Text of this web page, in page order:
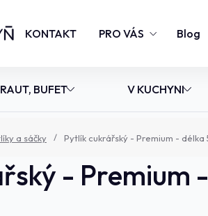
KONTAKT PRO VÁS Blog
RAUT, BUFET V KUCHYNI
a sáčky Pytlík cukrářský - Premium - délka
- Premium